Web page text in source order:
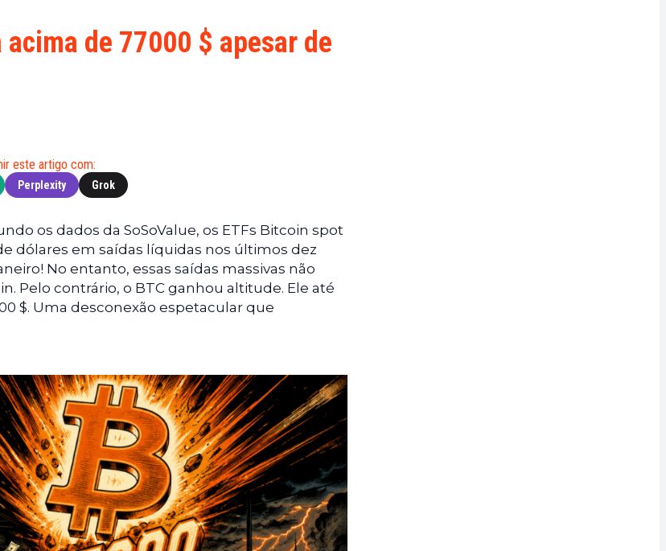
Notícias
Web3
XRP
(XRP)
de 77000 $ apesar de
este artigo com:
Perplexity Grok
os dados da SoSoValue, os ETFs Bitcoin spot
dólares em saídas líquidas nos últimos dez
No entanto, essas saídas massivas não
Pelo contrário, o BTC ganhou altitude. Ele até
$. Uma desconexão espetacular que